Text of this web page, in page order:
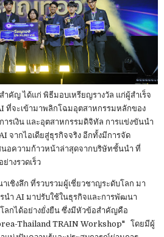
ำคัญ ได้แก่ พิธีมอบเหรียญรางวัล แก่ผู้สำเร็จ
ที่จะเข้ามาพลิกโฉมอุตสาหกรรมหลักของ
ารเงิน และอุตสาหกรรมดิจิทัล การแข่งขันนำ
จากไอเดียสู่ธุรกิจจริง อีกทั้งมีการจัด
นอความก้าวหน้าล่าสุดจากบริษัทชั้นนำ ที่
างรวดเร็ว
าเชิงลึก ที่รวบรวมผู้เชี่ยวชาญระดับโลก มา
นำ AI มาปรับใช้ในธุรกิจและการพัฒนา
ลกได้อย่างยั่งยืน ซึ่งมีหัวข้อสำคัญคือ
Thailand TRAIN Workshop" โดยมีผู้